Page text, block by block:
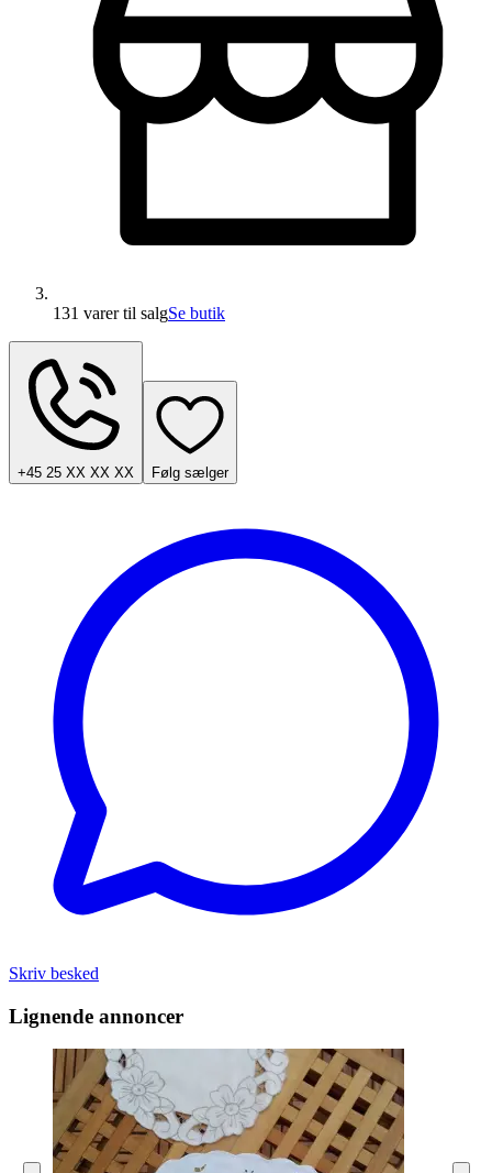
131 varertil salgSe butik
+45 25 XX XX XX Følg sælger
Skriv besked
Lignende annoncer